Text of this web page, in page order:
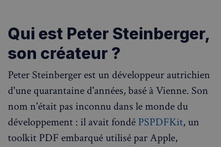
Qui est Peter Steinberger,
son créateur ?
Peter Steinberger est un développeur autrichien
d'une quarantaine d'années, basé à Vienne. Son
nom n'était pas inconnu dans le monde du
développement : il avait fondé PSPDFKit, un
toolkit PDF embarqué utilisé par Apple,